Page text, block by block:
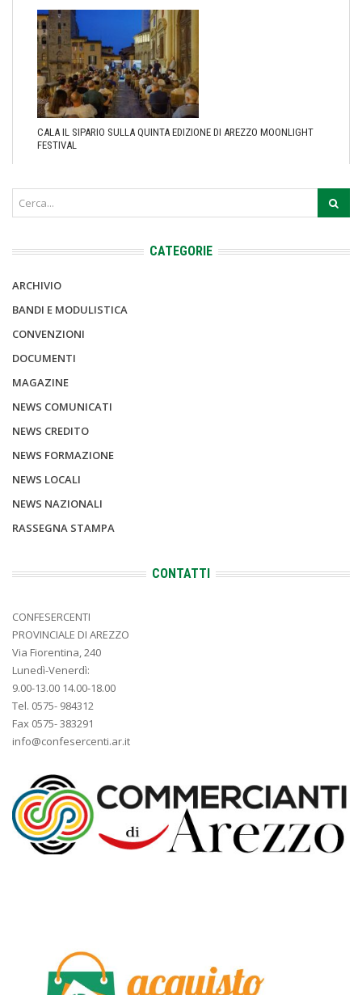
CALA IL SIPARIO SULLA QUINTA EDIZIONE DI AREZZO MOONLIGHT
FESTIVAL
CATEGORIE
ARCHIVIO
BANDI E MODULISTICA
CONVENZIONI
DOCUMENTI
MAGAZINE
NEWS COMUNICATI
NEWS CREDITO
NEWS FORMAZIONE
NEWS LOCALI
NEWS NAZIONALI
RASSEGNA STAMPA
CONTATTI
CONFESERCENTI
PROVINCIALE DI AREZZO
Via Fiorentina, 240
Lunedì-Venerdì:
9.00-13.00 14.00-18.00
Tel. 0575- 984312
Fax 0575- 383291
info@confesercenti.ar.it